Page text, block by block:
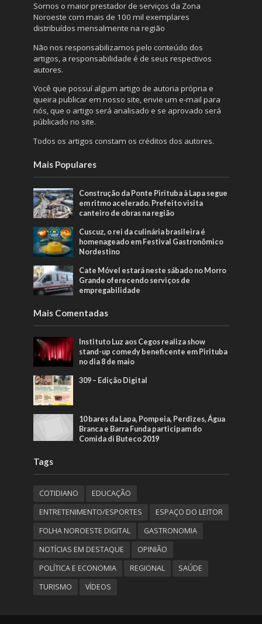
Somos o maior prestador de serviços da Zona
Noroeste com mais de 100 mil exemplares
distribuídos mensalmente na região
Não nos responsabilizamos pelo conteúdo dos
artigos, a responsabilidade é de seus respectivos
autores.
Você que possuí algum artigo de autoria própria e
queira publicar em nosso site, envie um e-mail para
nós, que o artigo será analisado e se aprovado será
públicado no site.
Todos os artigos constam os créditos dos autores.
Mais Populares
Construção da Ponte Pirituba à Lapa segue
em ritmo acelerado. Prefeito visita
canteiro de obras na região
Cuscuz, o rei da culinária brasileira é
homenageado em Festival Gastronômico
Nordestino
Cate Móvel estará neste sábado no Morro
Grande oferecendo serviços de
empregabilidade
Mais Comentadas
Instituto Luz aos Cegos realiza show
stand-up comedy beneficente em Pirituba
no dia 8 de maio
309 – Edição Digital
10 bares da Lapa, Pompeia, Perdizes, Água
Branca e Barra Funda participam do
Comida di Buteco 2019
Tags
COTIDIANO
EDUCAÇÃO
ENTRETENIMENTO/ESPORTES
ESPAÇO DO LEITOR
FOLHA NOROESTE DIGITAL
GASTRONOMIA
NOTÍCIAS EM DESTAQUE
OPINIÃO
POLÍTICA E ECONOMIA
REGIONAL
SAÚDE
TURISMO
VÍDEOS